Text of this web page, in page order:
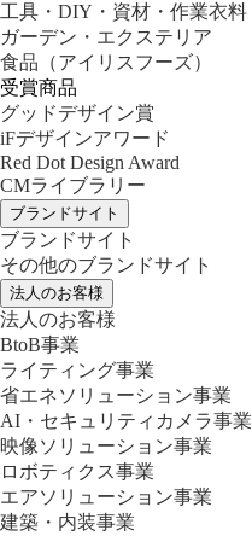
工具・DIY・資材・作業衣料
ガーデン・エクステリア
食品 （アイリスフーズ）
受賞商品
グッドデザイン賞
iFデザインアワード
Red Dot Design Award
CMライブラリー
ブランドサイト
ブランドサイト
その他のブランドサイト
法人のお客様
法人のお客様
BtoB事業
ライティング事業
省エネソリューション事業
AI・セキュリティカメラ事業
映像ソリューション事業
ロボティクス事業
エアソリューション事業
建築・内装事業